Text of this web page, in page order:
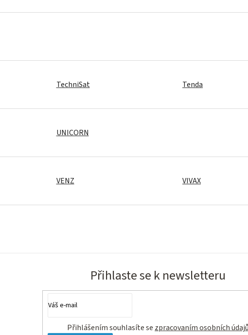
TechniSat Tenda
UNICORN
VENZ VIVAX
Přihlaste se k newsletteru
Přihlášením souhlasíte se zpracovaním osobních údajů